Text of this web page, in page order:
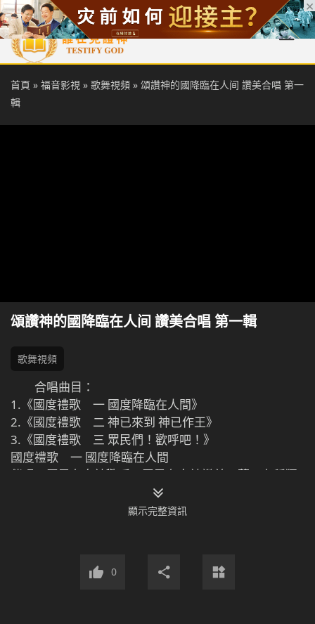
首頁 每日靈糧 天國福音 基督徒見證 信仰解答 聖經
首頁 » 福音影視 » 歌舞視頻 » 頌讚神的國降臨在人间 讚美合唱 第一
輯
頌讚神的國降臨在人间 讚美合唱 第一輯
歌舞視頻
合唱曲目：
1.《國度禮歌 一 國度降臨在人間》
2.《國度禮歌 二 神已來到 神已作王》
3.《國度禮歌 三 眾民們！歡呼吧！》
國度禮歌 一 國度降臨在人間
伴唱：眾民在向神歡呼，眾民在向神讚美，萬口在稱獨
一真神，國度降臨在人間。
1 眾民在向神歡呼，眾民在向神讚美，萬口在稱獨一真
誰不為此慶幸）？有誰不為此歡舞（有誰不為此歡
舞）？錫安哪（錫安哪）！錫安哪（錫安哪）！舉起你
顯示完整資訊
0